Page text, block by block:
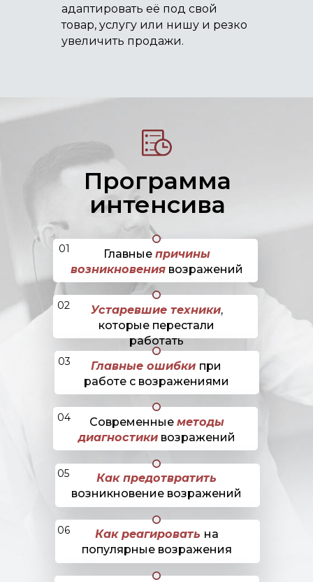
адаптировать её под свой
товар, услугу или нишу и резко
увеличить продажи.
Программа
интенсива
Главные причины
возникновениявозражений
01
Устаревшие техники,
которые перестали
работать
02
Главные ошибки при
работе с возражениями
03
Современные методы
диагностикивозражений
04
Как предотвратить
возникновение возражений
05
Как реагировать на
популярные возражения
06